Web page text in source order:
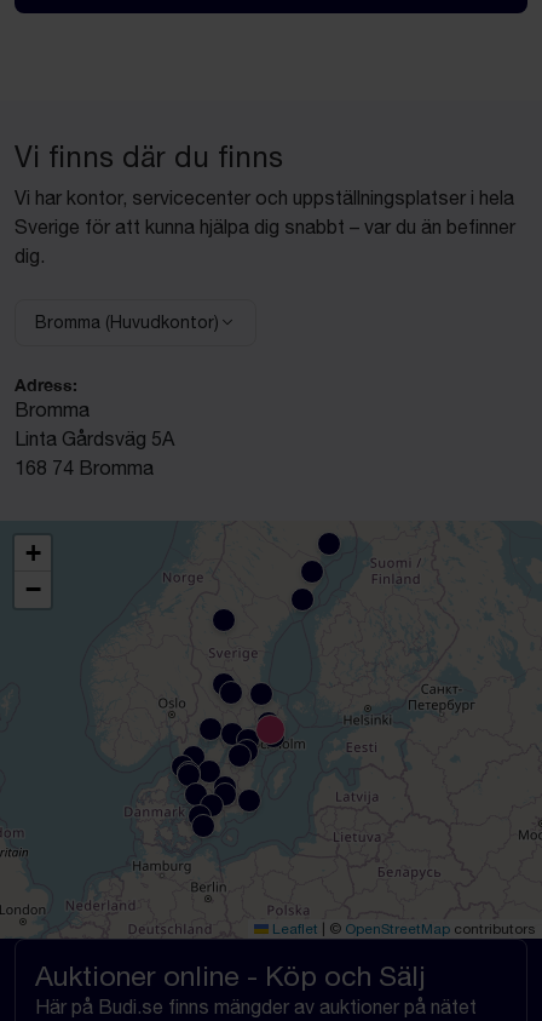
Vi finns där du finns
Vi har kontor, servicecenter och uppställningsplatser i hela
Sverige för att kunna hjälpa dig snabbt – var du än befinner
dig.
Välj anläggning:
Bromma (Huvudkontor)
Adress:
Bromma
Linta Gårdsväg 5A
168 74 Bromma
+
−
Leaflet | © OpenStreetMap contributors
Auktioner online - Köp och Sälj
Här på Budi.se finns mängder av auktioner på nätet